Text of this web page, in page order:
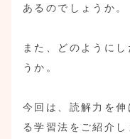
あるのでしょうか。
また、どのように
うか。
今回は、読解力を
る学習法をご紹介し